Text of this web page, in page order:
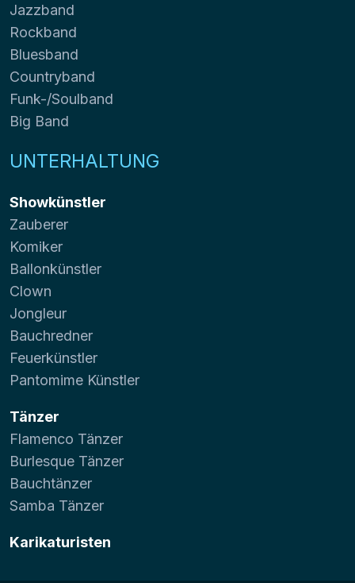
Jazzband
Rockband
Bluesband
Countryband
Funk-/Soulband
Big Band
UNTERHALTUNG
Showkünstler
Zauberer
Komiker
Ballonkünstler
Clown
Jongleur
Bauchredner
Feuerkünstler
Pantomime Künstler
Tänzer
Flamenco Tänzer
Burlesque Tänzer
Bauchtänzer
Samba Tänzer
Karikaturisten